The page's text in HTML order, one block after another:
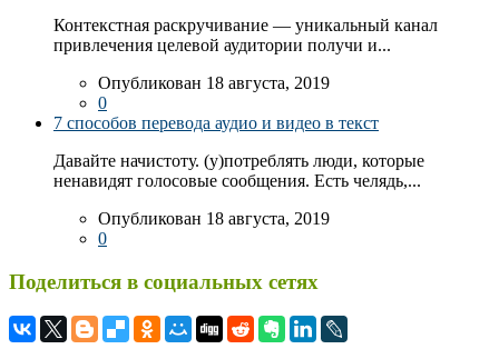
Контекстная раскручивание — уникальный канал
привлечения целевой аудитории получи и...
Опубликован 18 августа, 2019
0
7 способов перевода аудио и видео в текст
Давайте начистоту. (у)потреблять люди, которые
ненавидят голосовые сообщения. Есть челядь,...
Опубликован 18 августа, 2019
0
Поделиться в социальных сетях